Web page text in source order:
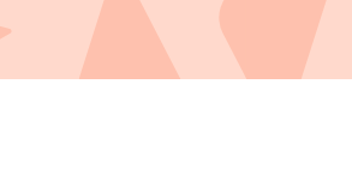
Inzoomen